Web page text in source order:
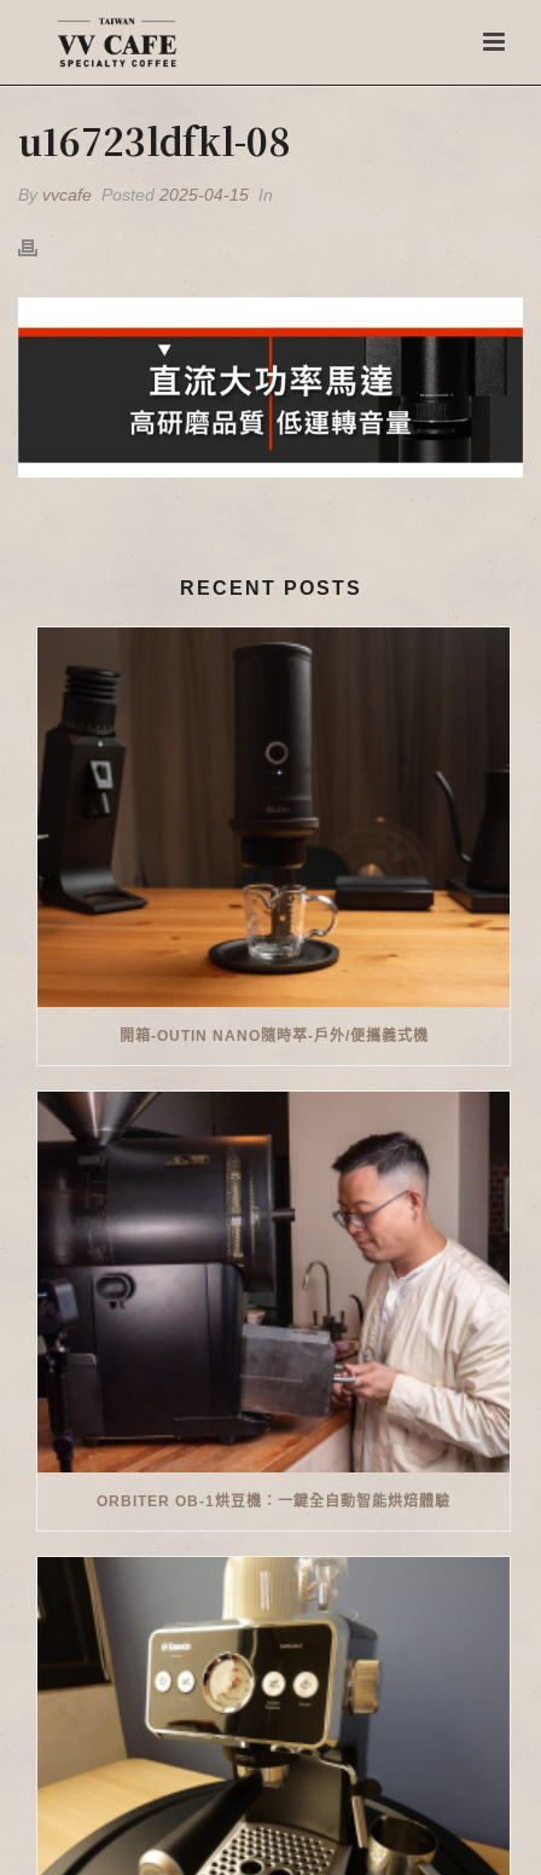
u16723ldfkl-08
By vvcafe Posted 2025-04-15 In
RECENT POSTS
開箱-OUTIN NANO隨時萃-戶外/便攜義式機
ORBITER OB-1烘豆機：一鍵全自動智能烘焙體驗